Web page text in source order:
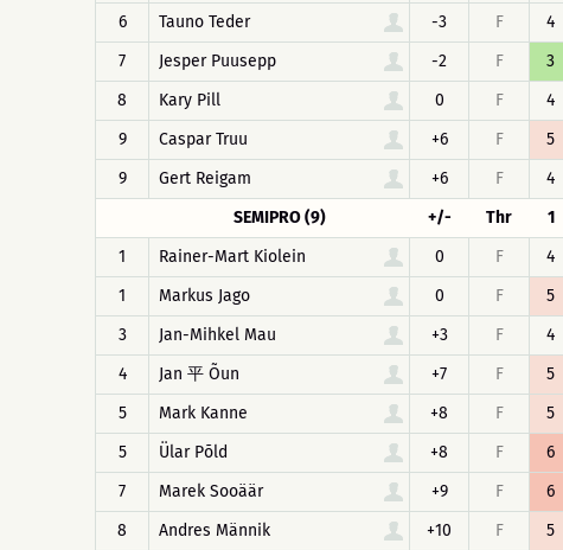
6
Tauno Teder -3 F 4
7
Jesper Puusepp -2 F 3
8
Kary Pill 0 F 4
9
Caspar Truu +6 F 5
9
Gert Reigam +6 F 4
SEMIPRO (9)
+/- Thr 1
1
Rainer-Mart Kiolein 0 F 4
1
Markus Jago 0 F 5
3
Jan-Mihkel Mau +3 F 4
4
Jan 平 Õun +7 F 5
5
Mark Kanne +8 F 5
5
Ülar Põld +8 F 6
7
Marek Sooäär +9 F 6
8
Andres Männik +10 F 5